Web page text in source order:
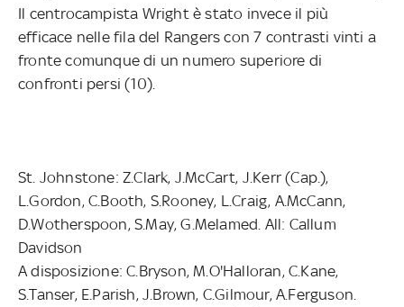
Il centrocampista Wright è stato invece il più
efficace nelle fila del Rangers con 7 contrasti vinti a
fronte comunque di un numero superiore di
confronti persi (10).
St. Johnstone: Z.Clark, J.McCart, J.Kerr (Cap.),
L.Gordon, C.Booth, S.Rooney, L.Craig, A.McCann,
D.Wotherspoon, S.May, G.Melamed. All: Callum
Davidson
A disposizione: C.Bryson, M.O'Halloran, C.Kane,
S.Tanser, E.Parish, J.Brown, C.Gilmour, A.Ferguson.